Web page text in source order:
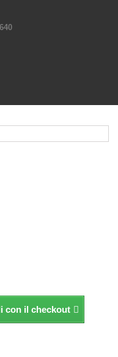
con il checkout